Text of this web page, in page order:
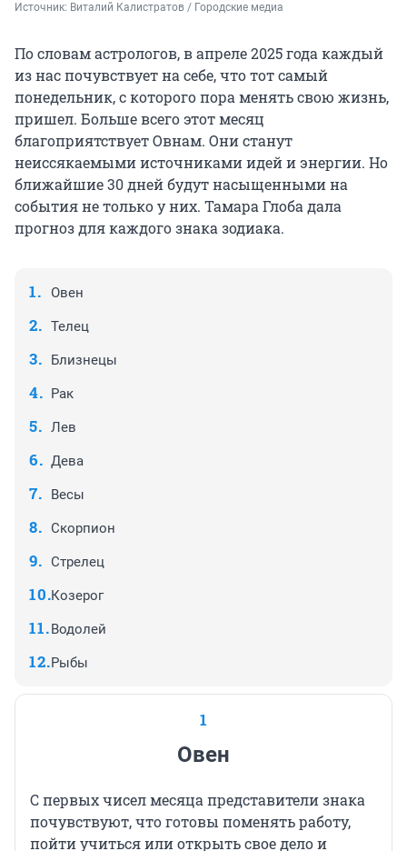
Источник: Виталий Калистратов / Городские медиа
По словам астрологов, в апреле 2025 года каждый
из нас почувствует на себе, что тот самый
понедельник, с которого пора менять свою жизнь,
пришел. Больше всего этот месяц
благоприятствует Овнам. Они станут
неиссякаемыми источниками идей и энергии. Но
ближайшие 30 дней будут насыщенными на
события не только у них. Тамара Глоба дала
прогноз для каждого знака зодиака.
Овен
Телец
Близнецы
Рак
Лев
Дева
Весы
Скорпион
Стрелец
Козерог
Водолей
Рыбы
1
Овен
С первых чисел месяца представители знака
почувствуют, что готовы поменять работу,
пойти учиться или открыть свое дело и